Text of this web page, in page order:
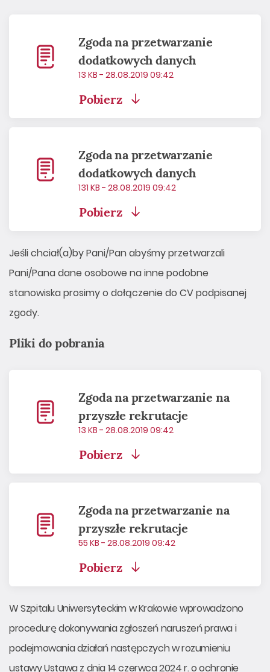
Zgoda na przetwarzanie
dodatkowych danych
13 KB - 28.08.2019 09:42
Pobierz
Zgoda na przetwarzanie
dodatkowych danych
131 KB - 28.08.2019 09:42
Pobierz
Jeśli chciał(a)by Pani/Pan abyśmy przetwarzali
Pani/Pana dane osobowe na inne podobne
stanowiska prosimy o dołączenie do CV podpisanej
zgody.
Pliki do pobrania
Zgoda na przetwarzanie na
przyszłe rekrutacje
13 KB - 28.08.2019 09:42
Pobierz
Zgoda na przetwarzanie na
przyszłe rekrutacje
55 KB - 28.08.2019 09:42
Pobierz
W Szpitalu Uniwersyteckim w Krakowie wprowadzono
procedurę dokonywania zgłoszeń naruszeń prawa i
podejmowania działań następczych w rozumieniu
ustawy Ustawa z dnia 14 czerwca 2024 r. o ochronie